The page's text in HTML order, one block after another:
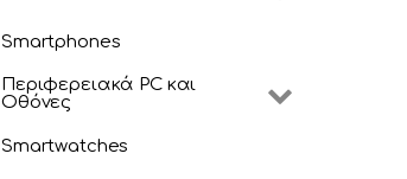
Smartphones
Περιφερειακά PC και
Οθόνες
Smartwatches